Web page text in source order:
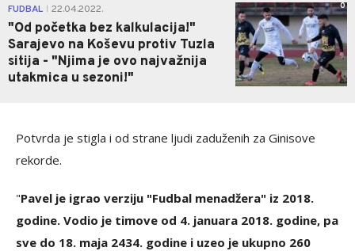
FUDBAL 22.04.2022.
"Od početka bez kalkulacija!"
Sarajevo na Koševu protiv Tuzla
sitija - "Njima je ovo najvažnija
utakmica u sezoni!"
0
Potvrda je stigla i od strane ljudi zaduženih za Ginisove
rekorde.
"Pavel je igrao verziju "Fudbal menadžera" iz 2018.
godine. Vodio je timove od 4. januara 2018. godine, pa
sve do 18. maja 2434. godine i uzeo je ukupno 260